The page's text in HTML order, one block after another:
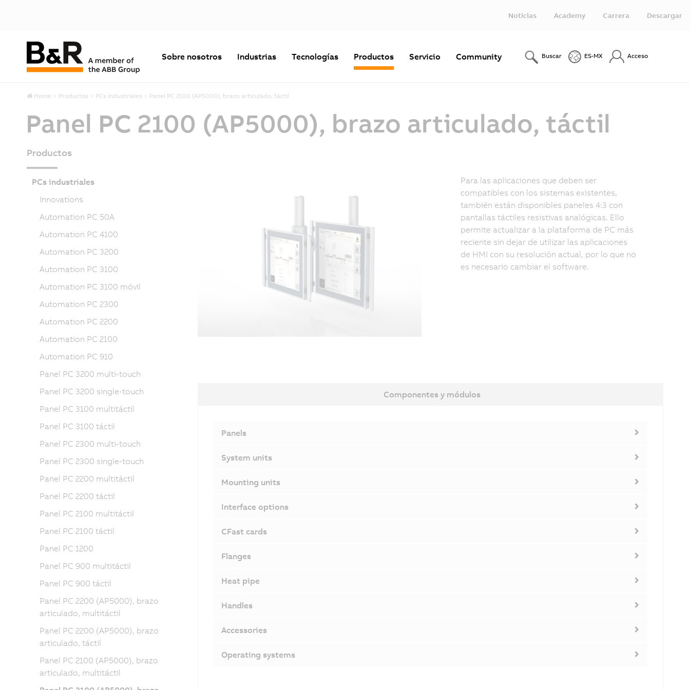
Noticias Academy Carrera Descargar
Sobre nosotros Industrias Tecnologías Productos Servicio Community Buscar ES-MX Acceso
Home Productos PCs industriales Panel PC 2100 (AP5000), brazo articulado, táctil
Panel PC 2100 (AP5000), brazo articulado, táctil
Para las aplicaciones que deben ser
compatibles con los sistemas existentes,
también están disponibles paneles 4:3 con
pantallas táctiles resistivas analógicas. Ello
permite actualizar a la plataforma de PC más
reciente sin dejar de utilizar las aplicaciones
de HMI con su resolución actual, por lo que no
es necesario cambiar el software.
Componentes y módulos
Panels
System units
Mounting units
Interface options
CFast cards
Flanges
Heat pipe
Handles
Accessories
Operating systems
Productos
PCs industriales
Innovations
Automation PC 50A
Automation PC 4100
Automation PC 3200
Automation PC 3100
Automation PC 3100 móvil
Automation PC 2300
Automation PC 2200
Automation PC 2100
Automation PC 910
Panel PC 3200 multi-touch
Panel PC 3200 single-touch
Panel PC 3100 multitáctil
Panel PC 3100 táctil
Panel PC 2300 multi-touch
Panel PC 2300 single-touch
Panel PC 2200 multitáctil
Panel PC 2200 táctil
Panel PC 2100 multitáctil
Panel PC 2100 táctil
Panel PC 1200
Panel PC 900 multitáctil
Panel PC 900 táctil
Panel PC 2200 (AP5000), brazo
articulado, multitáctil
Panel PC 2200 (AP5000), brazo
articulado, táctil
Panel PC 2100 (AP5000), brazo
articulado, multitáctil